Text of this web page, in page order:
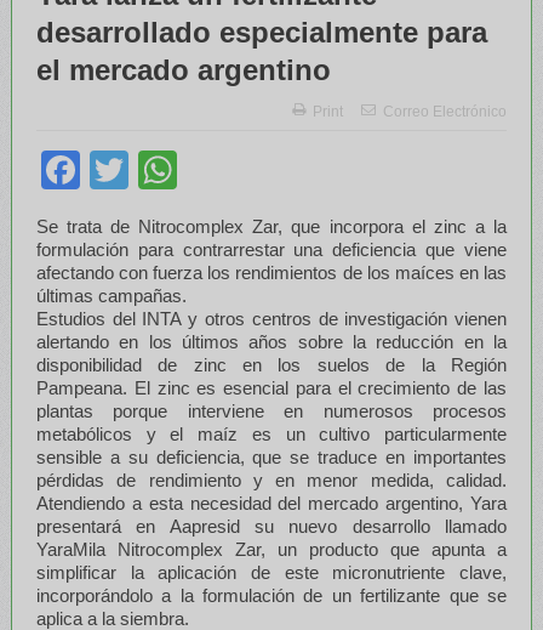
desarrollado especialmente para
el mercado argentino
Print Correo Electrónico
Facebook
Twitter
Se trata de Nitrocomplex Zar, que incorpora el zinc a la
formulación para contrarrestar una deficiencia que viene
afectando con fuerza los rendimientos de los maíces en las
últimas campañas.
Estudios del INTA y otros centros de investigación vienen
alertando en los últimos años sobre la reducción en la
disponibilidad de zinc en los suelos de la Región
Pampeana. El zinc es esencial para el crecimiento de las
plantas porque interviene en numerosos procesos
metabólicos y el maíz es un cultivo particularmente
sensible a su deficiencia, que se traduce en importantes
pérdidas de rendimiento y en menor medida, calidad.
Atendiendo a esta necesidad del mercado argentino, Yara
presentará en Aapresid su nuevo desarrollo llamado
YaraMila Nitrocomplex Zar, un producto que apunta a
simplificar la aplicación de este micronutriente clave,
incorporándolo a la formulación de un fertilizante que se
aplica a la siembra.